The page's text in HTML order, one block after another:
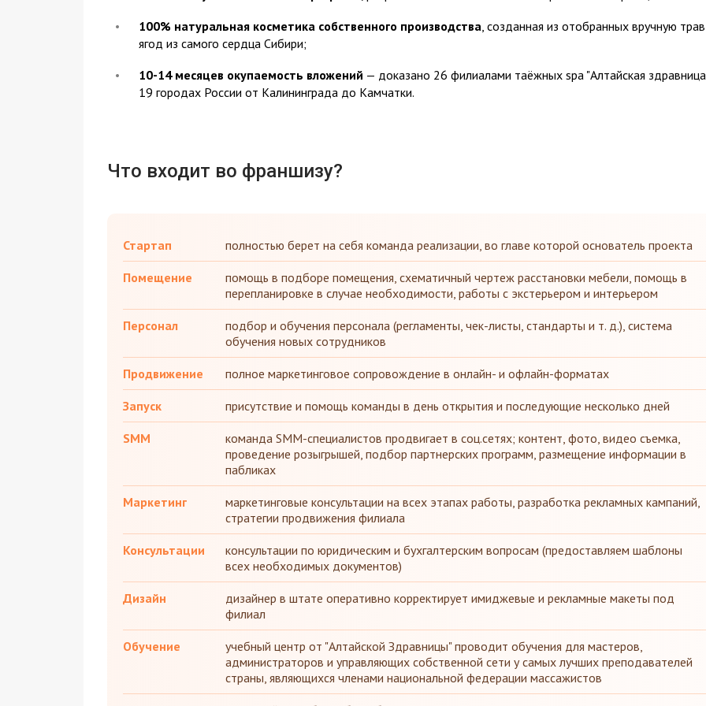
100% натуральная косметика собственного производства, созданная из отобранных вручную
ягод из самого сердца Сибири;
10-14 месяцев окупаемость вложений — доказано 26 филиалами таёжных spa "Алтайская
19 городах России от Калининграда до Камчатки.
Что входит во франшизу?
Стартап полностью берет на себя команда реализации, во главе которой основатель проекта
Помещение
помощь в подборе помещения, схематичный чертеж расстановки мебели, помощь в
перепланировке в случае необходимости, работы с экстерьером и интерьером
Персонал
подбор и обучения персонала (регламенты, чек-листы, стандарты и т. д.), система
обучения новых сотрудников
Продвижение полное маркетинговое сопровождение в онлайн- и офлайн-форматах
Запуск присутствие и помощь команды в день открытия и последующие несколько дней
SMM
команда SMM-специалистов продвигает в соц.сетях; контент, фото, видео съемка,
проведение розыгрышей, подбор партнерских программ, размещение информации в
пабликах
Маркетинг
маркетинговые консультации на всех этапах работы, разработка рекламных кампаний,
стратегии продвижения филиала
Консультации
консультации по юридическим и бухгалтерским вопросам (предоставляем шаблоны
всех необходимых документов)
Дизайн
дизайнер в штате оперативно корректирует имиджевые и рекламные макеты под
филиал
Обучение
учебный центр от "Алтайской Здравницы" проводит обучения для мастеров,
администраторов и управляющих собственной сети у самых лучших преподавателей
страны, являющихся членами национальной федерации массажистов